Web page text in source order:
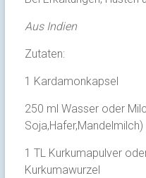
Aus Indien
Zutaten:
1 Kardamonkapsel
250 ml Wasser oder
Soja,Hafer,Mandelmilch)
1 TL Kurkumapulver
Kurkumawurzel